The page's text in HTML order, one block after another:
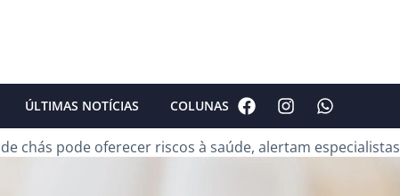
ÚLTIMAS NOTÍCIAS COLUNAS
chás pode oferecer riscos à saúde, alertam especialistas